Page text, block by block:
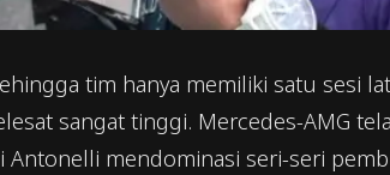
tim hanya memiliki satu sesi
sangat tinggi. Mercedes-AMG
mendominasi seri-seri